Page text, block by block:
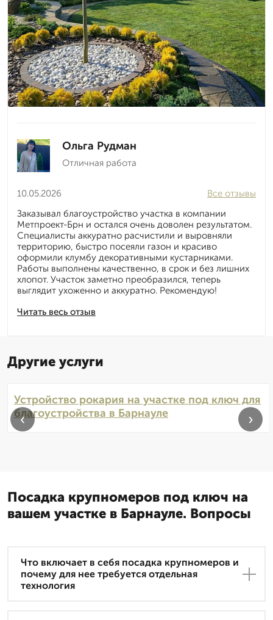
Ольга Рудман
Отличная работа
10.05.2026
Читать весь отзыв
Все отзывы
Заказывал благоустройство участка в компании
Метпроект-Брн и остался очень доволен результатом.
Специалисты аккуратно расчистили и выровняли
территорию, быстро посеяли газон и красиво
оформили клумбу декоративными кустарниками.
Работы выполнены качественно, в срок и без лишних
хлопот. Участок заметно преобразился, теперь
выглядит ухоженно и аккуратно. Рекомендую!
Другие услуги
Устройство рокария на участке под ключ для
благоустройства в Барнауле
‹ ›
Посадка крупномеров под ключ на
вашем участке в Барнауле. Вопросы
Что включает в себя посадка крупномеров и
почему для нее требуется отдельная
технология